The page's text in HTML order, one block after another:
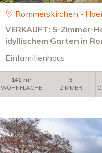
Rommerskirchen -
VERKAUFT: 5-Zimmer-
idyllischem Garten in
Einfamilienhaus
141 m²
WOHNFLÄCHE
5
ZIMMER